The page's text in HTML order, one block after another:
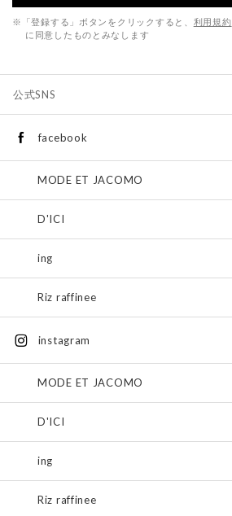
※「登録する」ボタンをクリックすると、 利用規約
に同意したものとみなします
公式SNS
facebook
MODE ET JACOMO
D'ICI
ing
Riz raffinee
instagram
MODE ET JACOMO
D'ICI
ing
Riz raffinee